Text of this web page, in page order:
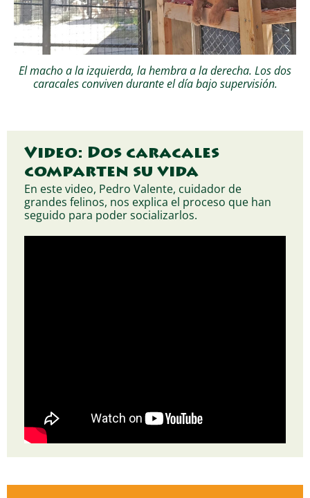
El macho a la izquierda, la hembra a la derecha. Los dos
caracales conviven durante el día bajo supervisión.
Video: Dos caracales
comparten su vida
En este video, Pedro Valente, cuidador de
grandes felinos, nos explica el proceso que han
seguido para poder socializarlos.